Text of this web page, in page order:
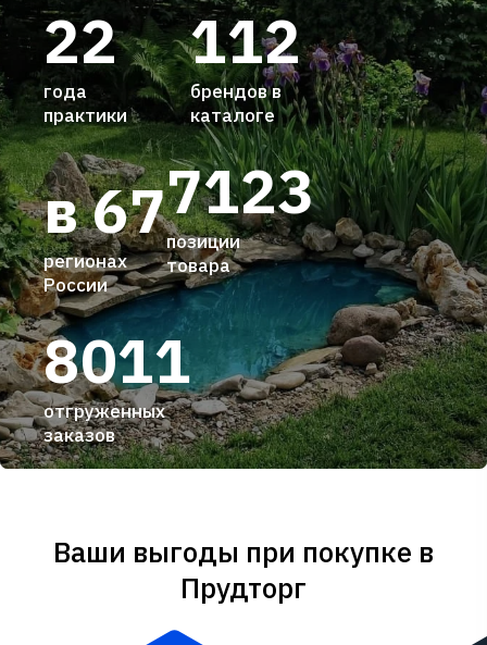
22
года
практики
112
брендов в
каталоге
7123
позиции
товара
8011
отгруженных
заказов
в 67
регионах
России
Ваши выгоды при покупке в
Прудторг